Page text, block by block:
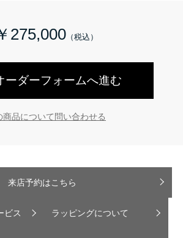
275,000
ーダーフォームへ進む
商品について問い合わせる
来店予約はこちら
ビス ラッピングについて